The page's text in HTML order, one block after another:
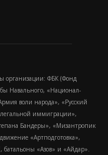
организации: ФБК (Фонд
Навального, «Национал-
воли народа», «Русский
иммиграции»,
Бандеры», «Мизантропик
«Артподготовка»,
батальоны «Азов» и «Айдар».